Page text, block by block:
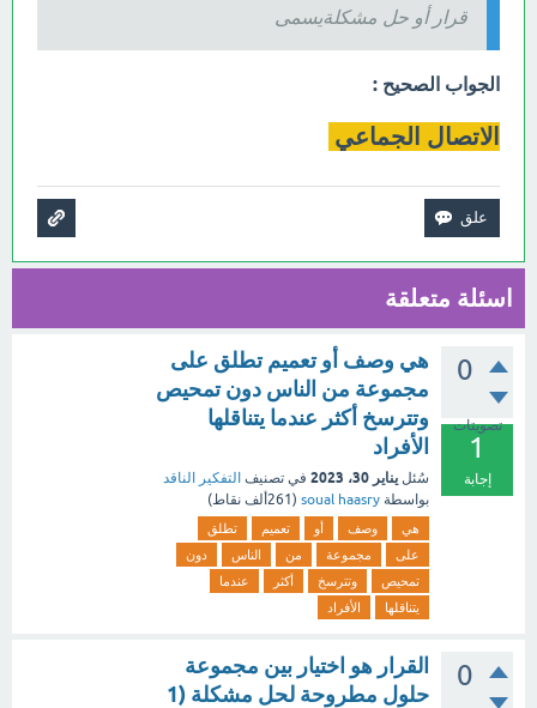
قرار أو حل مشكلةيسمى
الجواب الصحيح :
الاتصال الجماعي
اسئلة متعلقة
0
تصويتات
1
إجابة
هي وصف أو تعميم تطلق على
مجموعة من الناس دون تمحيص
وتترسخ أكثر عندما يتناقلها
الأفراد
سُئل يناير 30، 2023 في تصنيف التفكير الناقد
بواسطة soual haasry
( 261ألف نقاط)
هي وصف أو تعميم
تطلق
على
مجموعة من الناس
دون
تمحيص
وتترسخ أكثر
عندما
يتناقلها
الأفراد
0
القرار هو اختيار بين مجموعة
حلول مطروحة لحل مشكلة (1